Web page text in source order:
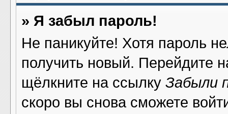
» Я забыл пароль!
Не паникуйте! Хотя пароль
получить новый. Перейдите
щёлкните на ссылку Забыли
скоро вы снова сможете